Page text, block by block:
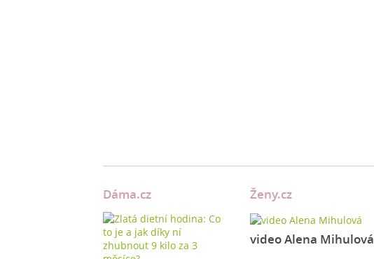
Dáma.cz Ženy.cz
video Alena Mihulová